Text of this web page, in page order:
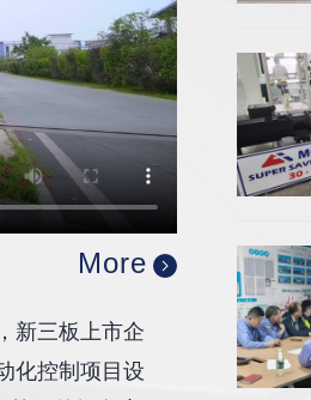
More
新三板上市企
化控制项目设